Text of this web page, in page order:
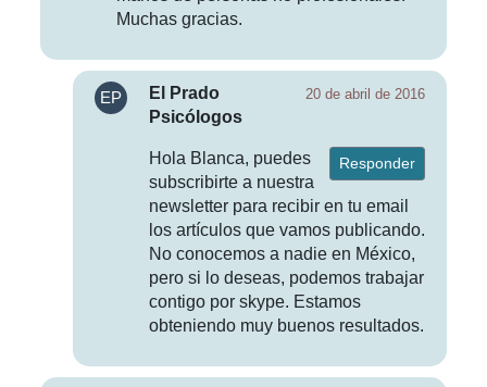
Muchas gracias.
20 de abril de 2016
El Prado
Psicólogos
Responder
Hola Blanca, puedes
subscribirte a nuestra
newsletter para recibir en tu email
los artículos que vamos publicando.
No conocemos a nadie en México,
pero si lo deseas, podemos trabajar
contigo por skype. Estamos
obteniendo muy buenos resultados.